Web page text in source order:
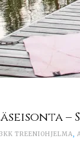
–
TREENIOHJELMA,